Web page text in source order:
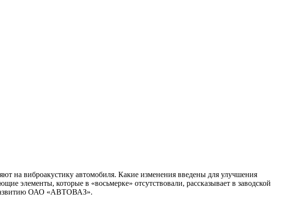
на виброакустику автомобиля. Какие изменения введены для улучшения
элементы, которые в «восьмерке» отсутствовали, рассказывает в заводской
развитию ОАО «АВТОВАЗ».